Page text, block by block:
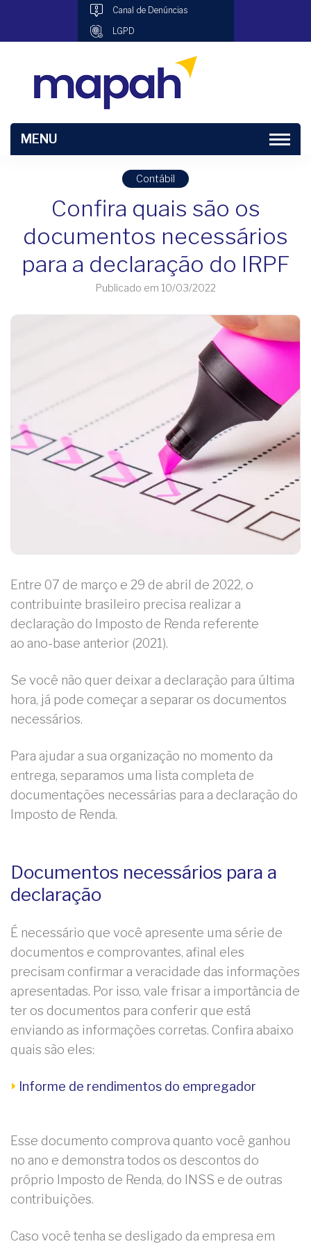
Canal de Denúncias
LGPD
MENU
Contábil
Confira quais são os
documentos necessários
para a declaração do IRPF
Publicado em 10/03/2022
Entre 07 de março e 29 de abril de 2022, o
contribuinte brasileiro precisa realizar a
declaração do Imposto de Renda referente
ao ano-base anterior (2021).
Se você não quer deixar a declaração para última
hora, já pode começar a separar os documentos
necessários.
Para ajudar a sua organização no momento da
entrega, separamos uma lista completa de
documentações necessárias para a declaração do
Imposto de Renda.
Documentos necessários para a
declaração
É necessário que você apresente uma série de
documentos e comprovantes, afinal eles
precisam confirmar a veracidade das informações
apresentadas. Por isso, vale frisar a importância de
ter os documentos para conferir que está
enviando as informações corretas. Confira abaixo
quais são eles:
Informe de rendimentos do empregador
Esse documento comprova quanto você ganhou
no ano e demonstra todos os descontos do
próprio Imposto de Renda, do INSS e de outras
contribuições.
Caso você tenha se desligado da empresa em